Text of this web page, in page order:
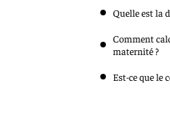
Quelle est la
Comment
maternité ?
Est-ce que le